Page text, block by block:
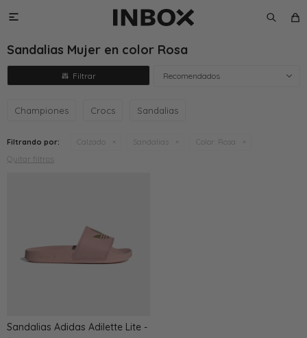

Sandalias Mujer en color Rosa
Recomendados
Championes Crocs Sandalias
Filtrando por: Calzado Sandalias Color: Rosa
Quitar filtros
Sandalias Adidas Adilette Lite -